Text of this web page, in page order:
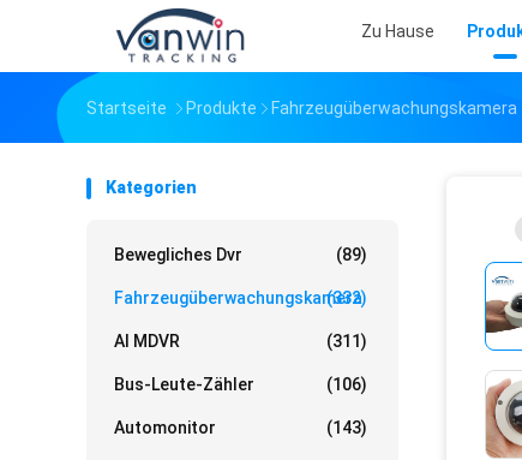
Zu Hause
Startseite Produkte Fahrzeugüberwachungskamera
Kategorien
Bewegliches Dvr (89)
Fahrzeugüberwachungskamera
(332)
AI MDVR (311)
Bus-Leute-Zähler (106)
Automonitor (143)